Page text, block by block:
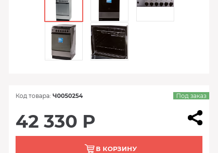
Код товара: Ч0050254 Под заказ
42 330 Р
В КОРЗИНУ